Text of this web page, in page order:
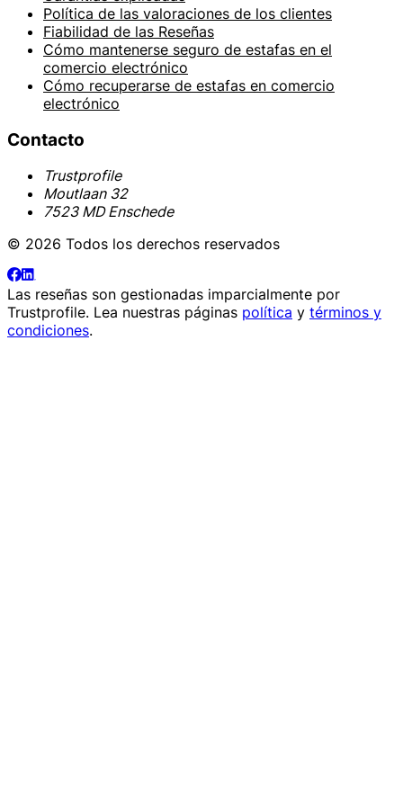
Política de las valoraciones de los clientes
Fiabilidad de las Reseñas
Cómo mantenerse seguro de estafas en el
comercio electrónico
Cómo recuperarse de estafas en comercio
electrónico
Contacto
Trustprofile
Moutlaan 32
7523 MD Enschede
© 2026 Todos los derechos reservados
Las reseñas son gestionadas imparcialmente por
Trustprofile. Lea nuestras páginas política y términos y
condiciones.